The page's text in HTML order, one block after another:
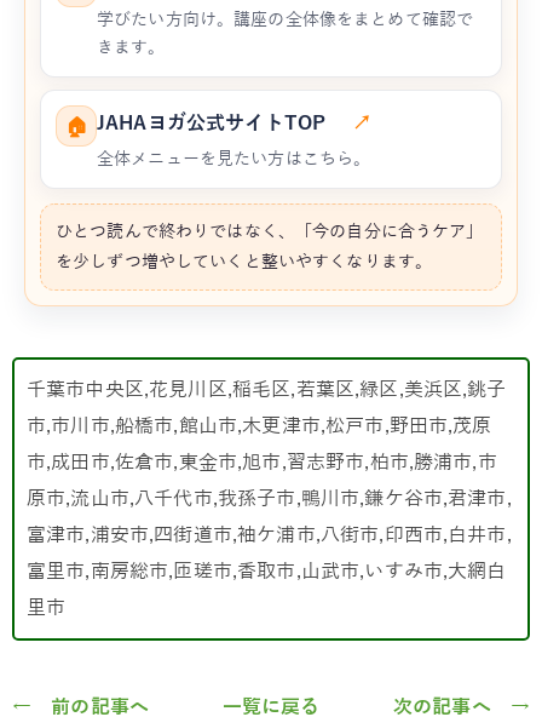
学びたい方向け。講座の全体像をまとめて確認で
きます。
🏠 JAHAヨガ公式サイトTOP ↗
全体メニューを見たい方はこちら。
ひとつ読んで終わりではなく、「今の自分に合うケア」
を少しずつ増やしていくと整いやすくなります。
千葉市中央区,花見川区,稲毛区,若葉区,緑区,美浜区,銚子
市,市川市,船橋市,館山市,木更津市,松戸市,野田市,茂原
市,成田市,佐倉市,東金市,旭市,習志野市,柏市,勝浦市,市
原市,流山市,八千代市,我孫子市,鴨川市,鎌ケ谷市,君津市,
富津市,浦安市,四街道市,袖ケ浦市,八街市,印西市,白井市,
富里市,南房総市,匝瑳市,香取市,山武市,いすみ市,大網白
里市
← 前の記事へ 一覧に戻る 次の記事へ →